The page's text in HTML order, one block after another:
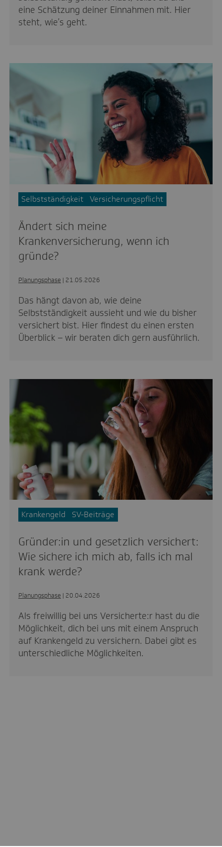
eine Schätzung deiner Einnahmen mit. Hier
steht, wie’s geht.
Selbstständigkeit Versicherungspflicht
Ändert sich meine
Krankenversicherung, wenn ich
gründe?
Planungsphase | 21.05.2026
Das hängt davon ab, wie deine
Selbstständigkeit aussieht und wie du bisher
versichert bist. Hier findest du einen ersten
Überblick – wir beraten dich gern ausführlich.
Krankengeld SV-Beiträge
Gründer:in und gesetzlich versichert:
Wie sichere ich mich ab, falls ich mal
krank werde?
Planungsphase | 20.04.2026
Als freiwillig bei uns Versicherte:r hast du die
Möglichkeit, dich bei uns mit einem Anspruch
auf Krankengeld zu versichern. Dabei gibt es
unterschiedliche Möglichkeiten.